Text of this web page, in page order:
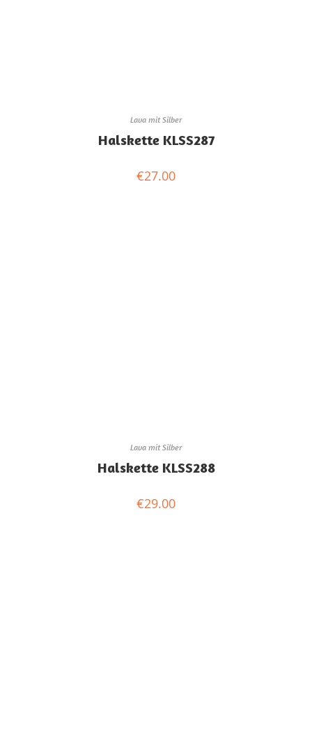
Lava mit Silber
Halskette KLSS287
€27.00
Lava mit Silber
Halskette KLSS288
€29.00